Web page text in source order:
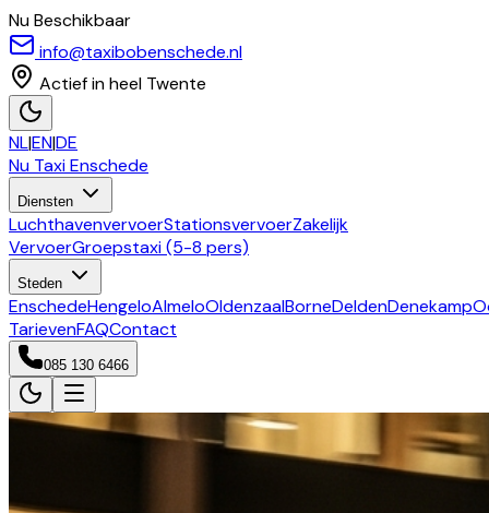
Nu Beschikbaar
info@taxibobenschede.nl
Actief in heel Twente
NL|EN|DE
Nu TaxiEnschede
Diensten
LuchthavenvervoerStationsvervoerZakelijk
VervoerGroepstaxi (5-8 pers)
Steden
EnschedeHengeloAlmeloOldenzaalBorneDeldenDenekamp
TarievenFAQContact
085 130 6466